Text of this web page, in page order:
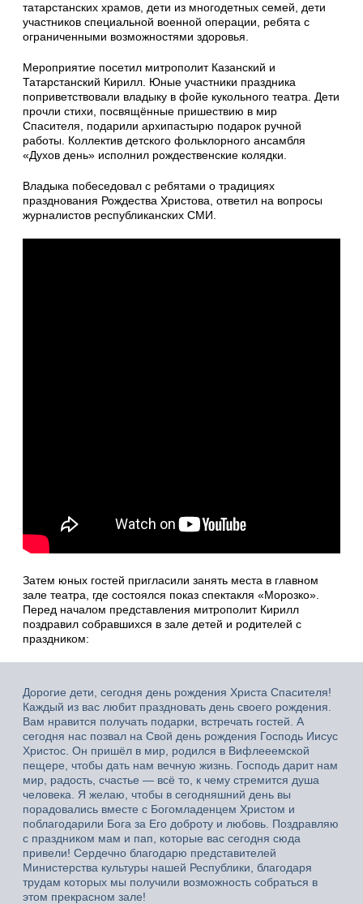
татарстанских храмов, дети из многодетных семей, дети
участников специальной военной операции, ребята с
ограниченными возможностями здоровья.
Мероприятие посетил митрополит Казанский и
Татарстанский Кирилл. Юные участники праздника
поприветствовали владыку в фойе кукольного театра. Дети
прочли стихи, посвящённые пришествию в мир
Спасителя, подарили архипастырю подарок ручной
работы. Коллектив детского фольклорного ансамбля
«Духов день» исполнил рождественские колядки.
Владыка побеседовал с ребятами о традициях
празднования Рождества Христова, ответил на вопросы
журналистов республиканских СМИ.
Затем юных гостей пригласили занять места в главном
зале театра, где состоялся показ спектакля «Морозко».
Перед началом представления митрополит Кирилл
поздравил собравшихся в зале детей и родителей с
праздником:
Дорогие дети, сегодня день рождения Христа Спасителя!
Каждый из вас любит праздновать день своего рождения.
Вам нравится получать подарки, встречать гостей. А
сегодня нас позвал на Свой день рождения Господь Иисус
Христос. Он пришёл в мир, родился в Вифлееемской
пещере, чтобы дать нам вечную жизнь. Господь дарит нам
мир, радость, счастье — всё то, к чему стремится душа
человека. Я желаю, чтобы в сегодняшний день вы
порадовались вместе с Богомладенцем Христом и
поблагодарили Бога за Его доброту и любовь. Поздравляю
с праздником мам и пап, которые вас сегодня сюда
привели! Сердечно благодарю представителей
Министерства культуры нашей Республики, благодаря
трудам которых мы получили возможность собраться в
этом прекрасном зале!